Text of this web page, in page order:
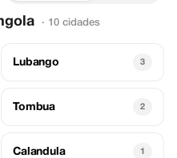
· 10 cidades
Lubango 3
Tombua 2
Calandula 1